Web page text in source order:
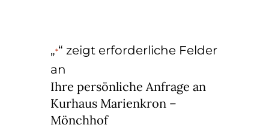
„*“ zeigt erforderliche Felder
an
Ihre persönliche Anfrage an
Kurhaus Marienkron –
Mönchhof